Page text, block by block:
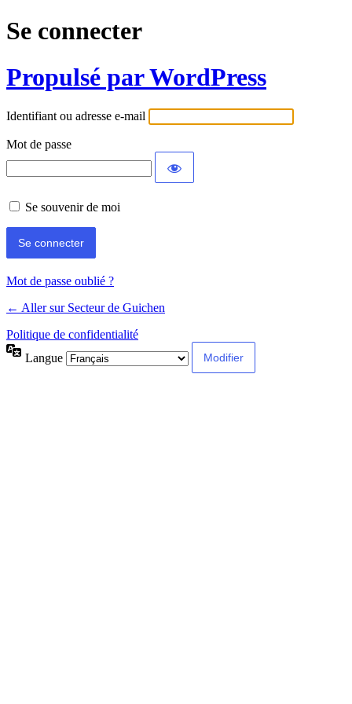
Se connecter
Propulsé par WordPress
Identifiant ou adresse e-mail
Mot de passe
Se souvenir de moi
Mot de passe oublié ?
← Aller sur Secteur de Guichen
Politique de confidentialité
Langue